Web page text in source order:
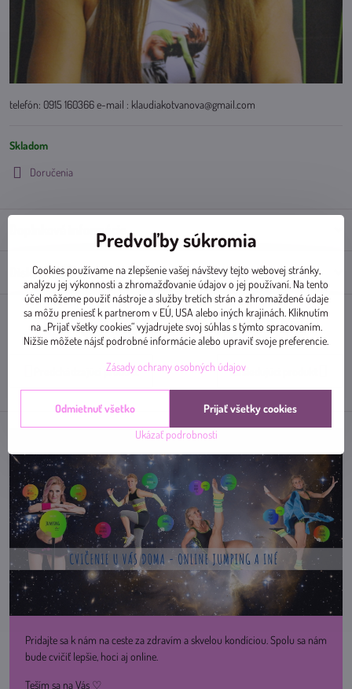
telefón: 0915 160366 e-mail : klaudiakotvanova@gmail.com
Skladom
Doručenia
Doplnkové informácie
Diskusia 0
FacebookTwitter BlueskyPinterestReddit LinkedInWhatsApp
E-
mail
Predchádzajúci produkt Nasledujúci produkt
Pridajte sa k nám na ceste za zdravím a skvelou kondíciou. Spolu sa nám
bude cvičiť lepšie, hoci aj online.
Teším sa na Vás ♡
Predvoľby súkromia
Cookies používame na zlepšenie vašej návštevy tejto webovej stránky,
analýzu jej výkonnosti a zhromažďovanie údajov o jej používaní. Na tento
účel môžeme použiť nástroje a služby tretích strán a zhromaždené údaje
sa môžu preniesť k partnerom v EÚ, USA alebo iných krajinách. Kliknutím
na „Prijať všetky cookies“ vyjadrujete svoj súhlas s týmto spracovaním.
Nižšie môžete nájsť podrobné informácie alebo upraviť svoje preferencie.
Zásady ochrany osobných údajov
Ukázať podrobnosti
Prijať všetky cookies
Odmietnuť všetko